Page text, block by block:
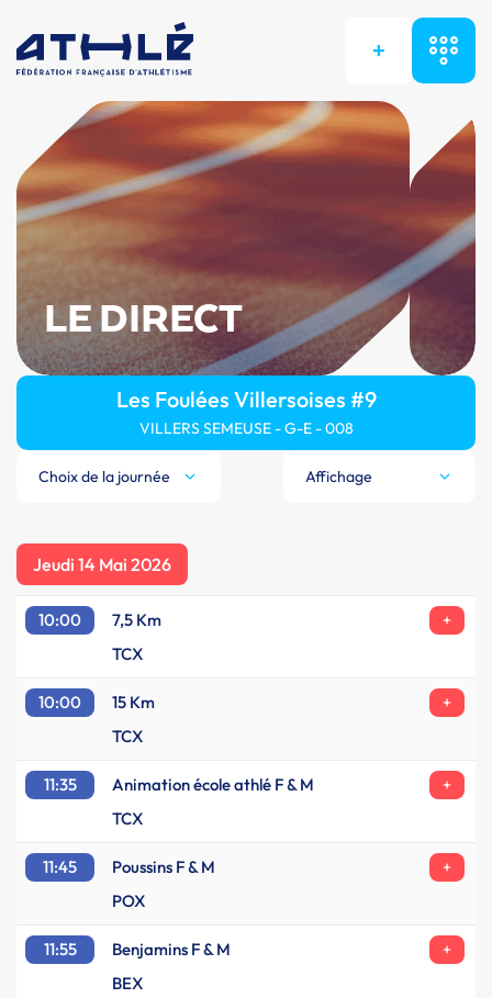
+
LE DIRECT
Les Foulées Villersoises #9
VILLERS SEMEUSE - G-E - 008
Choix de la journée Affichage
Jeudi 14 Mai 2026
10:00 7,5 Km
+
TCX
10:00 15 Km
+
TCX
11:35 Animation école athlé F & M
+
TCX
11:45 Poussins F & M
+
POX
11:55 Benjamins F & M
+
BEX